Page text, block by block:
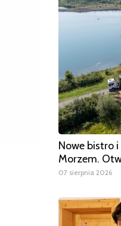
Nowe bistro
Morzem.
07 sierpnia 2026